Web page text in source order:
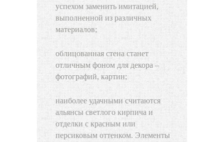
успехом заменить имитацией,
выполненной из различных
материалов;
облицованная стена станет
отличным фоном для декора –
фотографий, картин;
наиболее удачными считаются
альянсы светлого кирпича и
отделки с красным или
персиковым оттенком. Элементы